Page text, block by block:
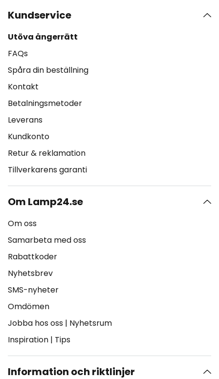
Kundservice
Utöva ångerrätt
FAQs
Spåra din beställning
Kontakt
Betalningsmetoder
Leverans
Kundkonto
Retur & reklamation
Tillverkarens garanti
Om Lamp24.se
Om oss
Samarbeta med oss
Rabattkoder
Nyhetsbrev
SMS-nyheter
Omdömen
Jobba hos oss | Nyhetsrum
Inspiration | Tips
Information och riktlinjer